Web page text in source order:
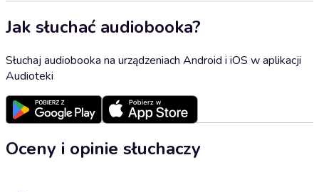
Jak słuchać audiobooka?
Słuchaj audiobooka na urządzeniach Android i iOS w aplikacji
Audioteki
Oceny i opinie słuchaczy